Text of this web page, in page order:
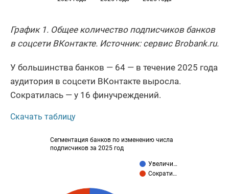
График 1. Общее количество подписчиков банков
в соцсети ВКонтакте. Источник: сервис Brobank.ru.
У большинства банков — 64 — в течение 2025 года
аудитория в соцсети ВКонтакте выросла.
Сократилась — у 16 финучреждений.
Скачать таблицу
Сегментация банков по изменению числа
подписчиков за 2025 год
Увеличи…
Сократи…